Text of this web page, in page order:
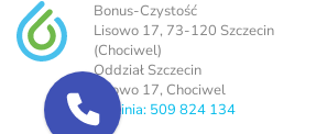
Bonus-Czystość
Lisowo 17, 73-120 Szczecin
(Chociwel)
Oddział Szczecin
Lisowo 17, Chociwel
Infolinia: 509 824 134